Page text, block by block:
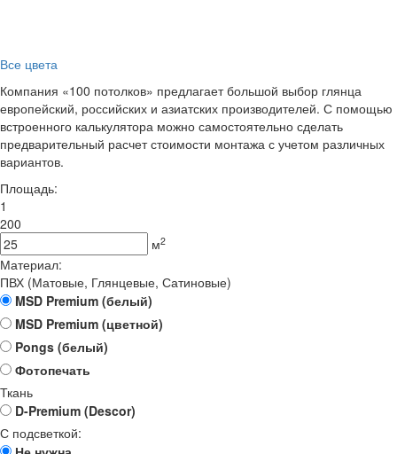
Все цвета
Компания «100 потолков» предлагает большой выбор глянца
европейский, российских и азиатских производителей. С помощью
встроенного калькулятора можно самостоятельно сделать
предварительный расчет стоимости монтажа с учетом различных
вариантов.
Площадь:
1
200
м2
Материал:
ПВХ (Матовые, Глянцевые, Сатиновые)
MSD Premium (белый)
MSD Premium (цветной)
Pongs (белый)
Фотопечать
Ткань
D-Premium (Descor)
С подсветкой: